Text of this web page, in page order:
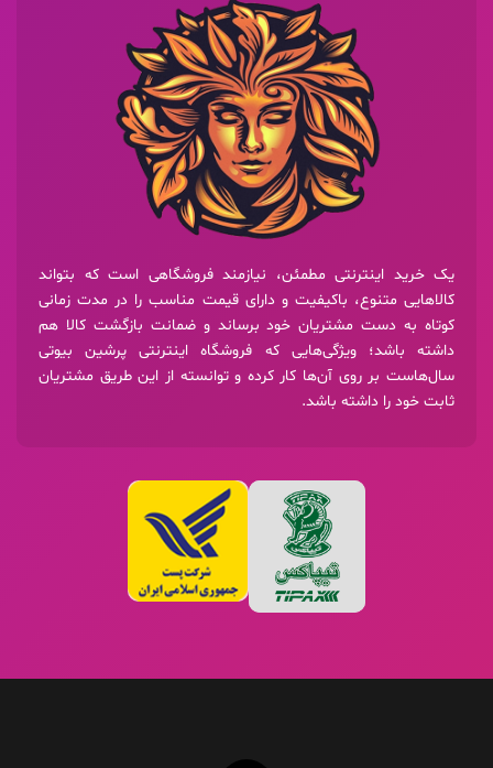
یک خرید اینترنتی مطمئن، نیازمند فروشگاهی است که بتواند
کالاهایی متنوع، باکیفیت و دارای قیمت مناسب را در مدت زمانی
کوتاه به دست مشتریان خود برساند و ضمانت بازگشت کالا هم
داشته باشد؛ ویژگی‌هایی که فروشگاه اینترنتی پرشین بیوتی
سال‌هاست بر روی آن‌ها کار کرده و توانسته از این طریق مشتریان
ثابت خود را داشته باشد.